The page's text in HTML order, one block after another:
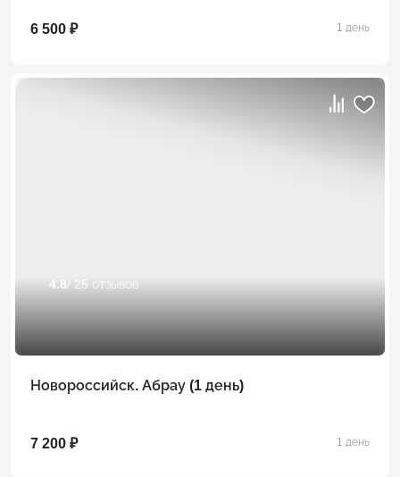
6 500 ₽ 1 день
4.8/ 25 отзывов
Новороссийск. Абрау (1 день)
7 200 ₽ 1 день